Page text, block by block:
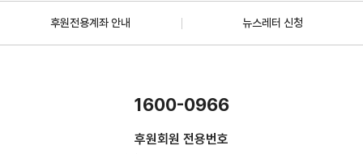
후원전용계좌 안내 뉴스레터 신청
1600-0966
후원회원 전용번호